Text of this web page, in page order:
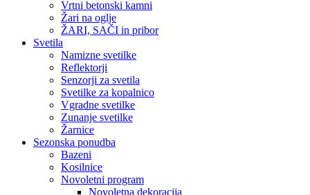
Vrtni betonski kamni
Žari na oglje
ŽARI, SAČI in pribor
Svetila
Namizne svetilke
Reflektorji
Senzorji za svetila
Svetilke za kopalnico
Vgradne svetilke
Zunanje svetilke
Žarnice
Sezonska ponudba
Bazeni
Kosilnice
Novoletni program
Novoletna dekoracija